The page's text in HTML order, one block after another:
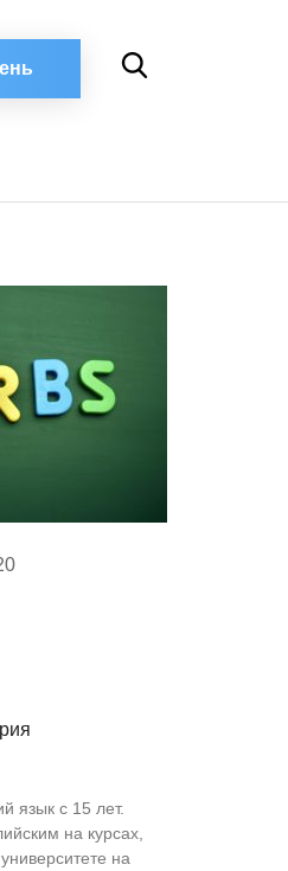
язык с 15 лет.
на курсах,
на